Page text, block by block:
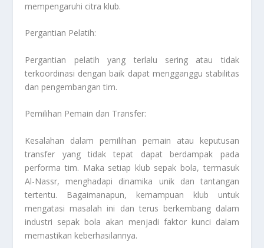
mempengaruhi citra klub.
Pergantian Pelatih:
Pergantian pelatih yang terlalu sering atau tidak
terkoordinasi dengan baik dapat mengganggu stabilitas
dan pengembangan tim.
Pemilihan Pemain dan Transfer:
Kesalahan dalam pemilihan pemain atau keputusan
transfer yang tidak tepat dapat berdampak pada
performa tim. Maka setiap klub sepak bola, termasuk
Al-Nassr, menghadapi dinamika unik dan tantangan
tertentu. Bagaimanapun, kemampuan klub untuk
mengatasi masalah ini dan terus berkembang dalam
industri sepak bola akan menjadi faktor kunci dalam
memastikan keberhasilannya.